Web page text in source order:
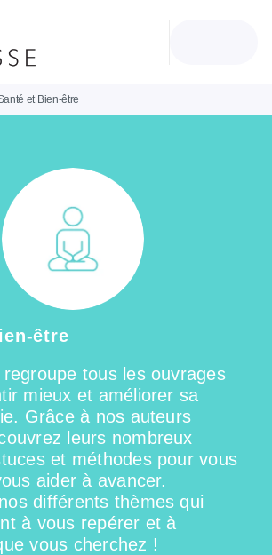
et Bien-être
être
tous les ouvrages
mieux et améliorer sa
Grâce à nos auteurs
leurs nombreux
et méthodes pour vous
aider à avancer.
différents thèmes qui
à vous repérer et à
vous cherchez !